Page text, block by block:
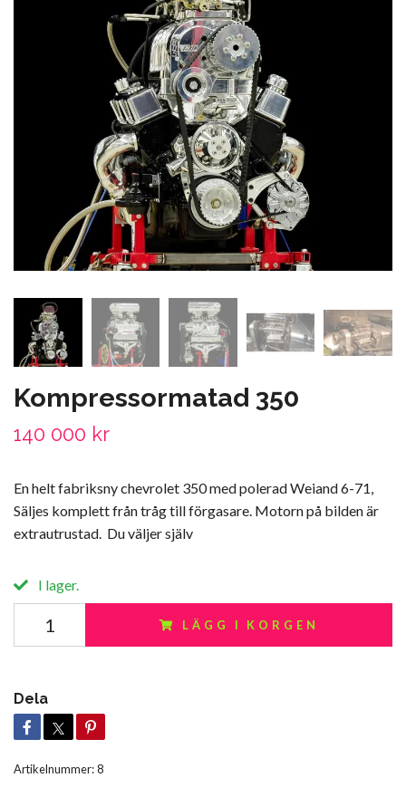
Kompressormatad 350
140 000 kr
En helt fabriksny chevrolet 350 med polerad Weiand 6-71,
Säljes komplett från tråg till förgasare. Motorn på bilden är
extrautrustad. Du väljer själv
I lager.
LÄGG I KORGEN
Dela
Artikelnummer:8